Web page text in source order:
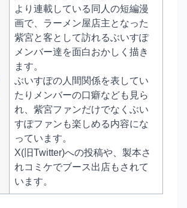
より連載している同人の短編漫
画で、ラーメン屋店主となった
紫宮と客として訪れるぶいすぽ
メンバー達を面白おかしく描き
ます。
ぶいすぽの人間関係を表してい
たりメンバーの口癖なども見ら
れ、紫宮ファンだけでなくぶい
すぽファンも楽しめる内容にな
っています。
X(旧Twitter)への投稿や、製本さ
れコミケでブース出店もされて
います。